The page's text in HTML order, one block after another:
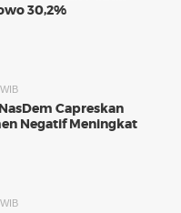
30,2%
Capreskan
Negatif Meningkat